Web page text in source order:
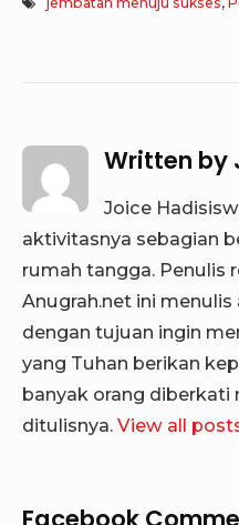
Written by
Joice
aktivitasnya sebagian
rumah tangga. Penulis
Anugrah.net ini
dengan tujuan ingin
yang Tuhan berikan
banyak orang diberkati
ditulisnya. View all